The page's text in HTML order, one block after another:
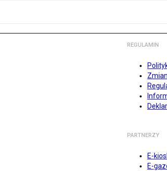
REGULAMIN
PARTNERZY
E-
E-